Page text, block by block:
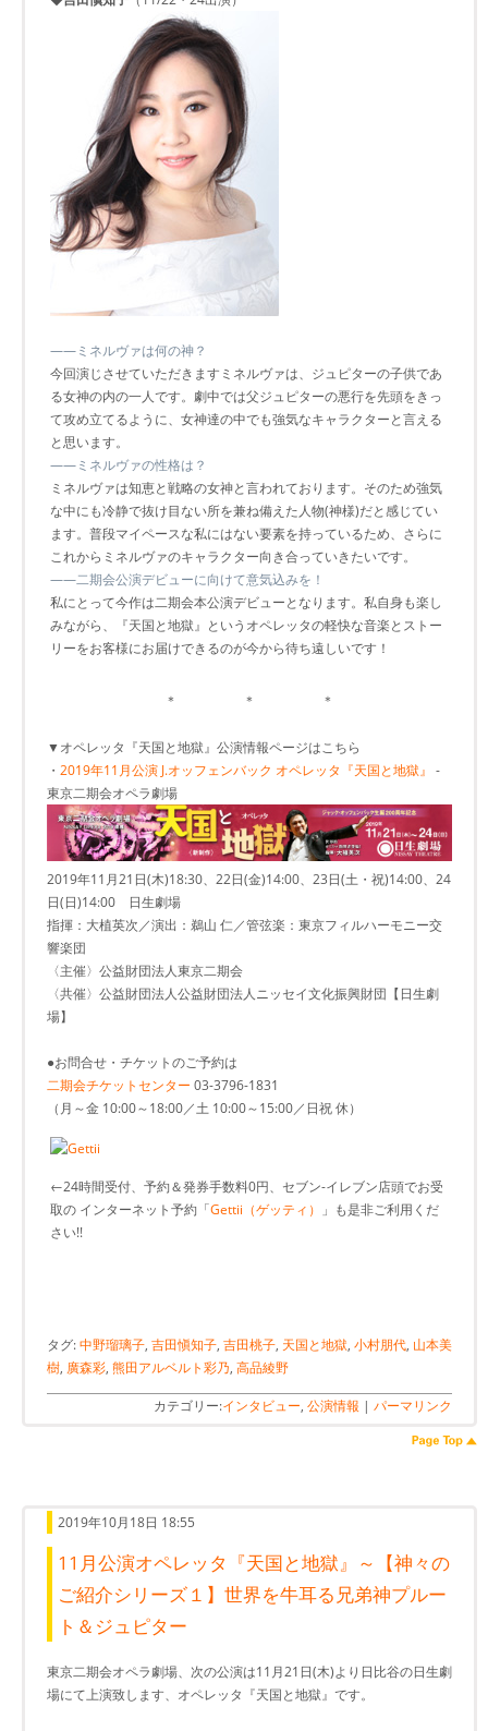
――ミネルヴァは何の神？
今回演じさせていただきますミネルヴァは、ジュピターの子供であ
る女神の内の一人です。劇中では父ジュピターの悪行を先頭をきっ
て攻め立てるように、女神達の中でも強気なキャラクターと言える
と思います。
――ミネルヴァの性格は？
ミネルヴァは知恵と戦略の女神と言われております。そのため強気
な中にも冷静で抜け目ない所を兼ね備えた人物(神様)だと感じてい
ます。普段マイペースな私にはない要素を持っているため、さらに
これからミネルヴァのキャラクター向き合っていきたいです。
――二期会公演デビューに向けて意気込みを！
私にとって今作は二期会本公演デビューとなります。私自身も楽し
みながら、『天国と地獄』というオペレッタの軽快な音楽とストー
リーをお客様にお届けできるのが今から待ち遠しいです！
＊ ＊ ＊
▼オペレッタ『天国と地獄』公演情報ページはこちら
・ 2019年11月公演 J.オッフェンバック オペレッタ『天国と地獄』 -
東京二期会オペラ劇場
2019年11月21日(木)18:30、22日(金)14:00、23日(土・祝)14:00、24
日(日)14:00 日生劇場
指揮：大植英次／演出：鵜山 仁／管弦楽：東京フィルハーモニー交
響楽団
〈主催〉公益財団法人東京二期会
〈共催〉公益財団法人公益財団法人ニッセイ文化振興財団【日生劇
場】
●お問合せ・チケットのご予約は
二期会チケットセンター 03-3796-1831
（月～金 10:00～18:00／土 10:00～15:00／日祝 休）
←24時間受付、予約＆発券手数料0円、セブン-イレブン店頭でお受
取の インターネット予約「Gettii（ゲッティ）
」も是非ご利用くだ
さい!!
タグ:中野瑠璃子, 吉田愼知子, 吉田桃子, 天国と地獄, 小村朋代, 山本美
樹, 廣森彩, 熊田アルベルト彩乃, 高品綾野
カテゴリー:インタビュー, 公演情報 | パーマリンク
2019年10月18日 18:55
11月公演オペレッタ『天国と地獄』～【神々の
ご紹介シリーズ１】世界を牛耳る兄弟神プルー
ト＆ジュピター
東京二期会オペラ劇場、次の公演は11月21日(木)より日比谷の日生劇
場にて上演致します、オペレッタ『天国と地獄』です。